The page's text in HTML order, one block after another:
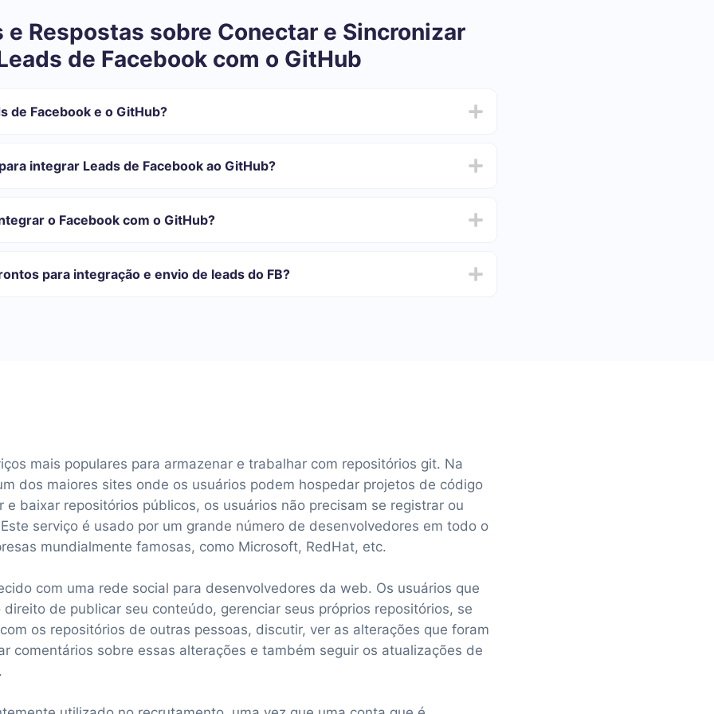
e Respostas sobre Conectar e Sincronizar
de Facebook com o GitHub
de Facebook e o GitHub?
do Facebook para o GitHub
integrar Leads de Facebook ao GitHub?
o Facebook com o GitHub?
para integração e envio de leads do FB?
mais populares para armazenar e trabalhar com repositórios git. Na
dos maiores sites onde os usuários podem hospedar projetos de código
e baixar repositórios públicos, os usuários não precisam se registrar ou
serviço é usado por um grande número de desenvolvedores em todo o
mundialmente famosas, como Microsoft, RedHat, etc.
com uma rede social para desenvolvedores da web. Os usuários que
de publicar seu conteúdo, gerenciar seus próprios repositórios, se
os repositórios de outras pessoas, discutir, ver as alterações que foram
comentários sobre essas alterações e também seguir os atualizações de